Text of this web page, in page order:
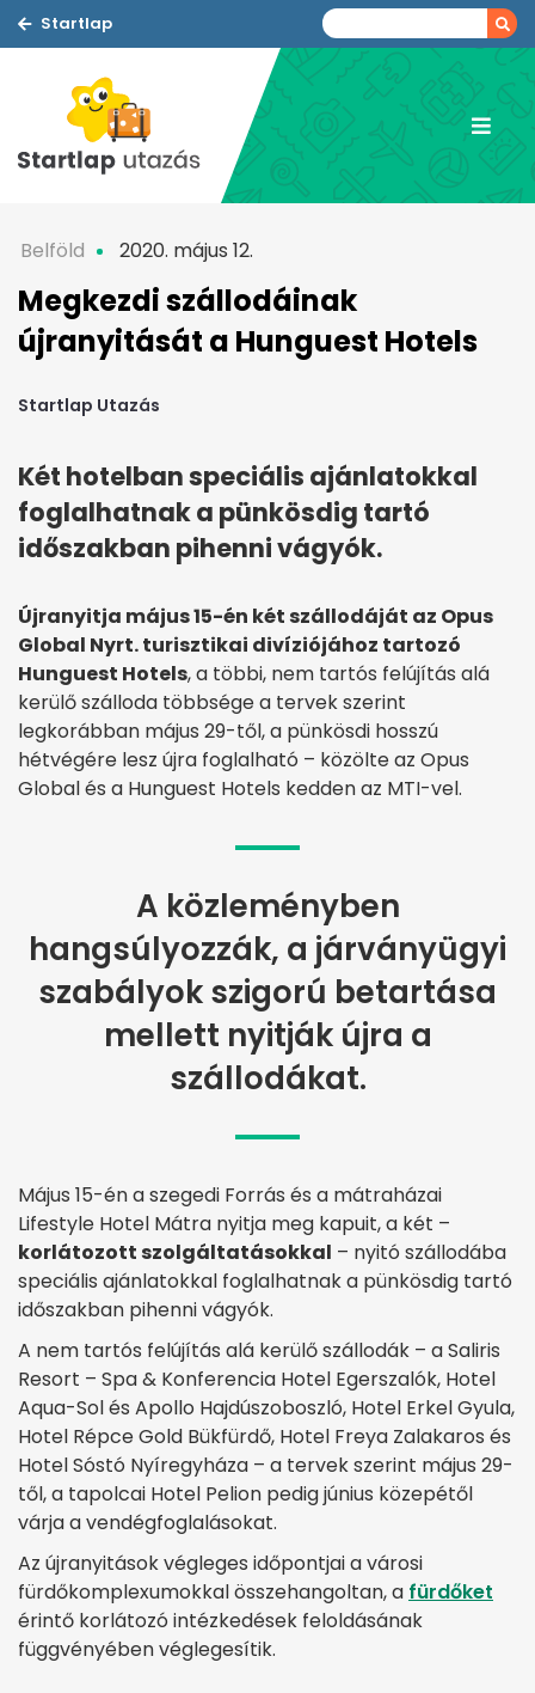
Startlap
Belföld 2020. május 12.
Megkezdi szállodáinak
újranyitását a Hunguest Hotels
Startlap Utazás
Két hotelban speciális ajánlatokkal
foglalhatnak a pünkösdig tartó
időszakban pihenni vágyók.
Újranyitja május 15-én két szállodáját az Opus
Global Nyrt. turisztikai divíziójához tartozó
Hunguest Hotels, a többi, nem tartós felújítás alá
kerülő szálloda többsége a tervek szerint
legkorábban május 29-től, a pünkösdi hosszú
hétvégére lesz újra foglalható – közölte az Opus
Global és a Hunguest Hotels kedden az MTI-vel.
A közleményben
hangsúlyozzák, a járványügyi
szabályok szigorú betartása
mellett nyitják újra a
szállodákat.
Május 15-én a szegedi Forrás és a mátraházai
Lifestyle Hotel Mátra nyitja meg kapuit, a két –
korlátozott szolgáltatásokkal – nyitó szállodába
speciális ajánlatokkal foglalhatnak a pünkösdig tartó
időszakban pihenni vágyók.
A nem tartós felújítás alá kerülő szállodák – a Saliris
Resort – Spa & Konferencia Hotel Egerszalók, Hotel
Aqua-Sol és Apollo Hajdúszoboszló, Hotel Erkel Gyula,
Hotel Répce Gold Bükfürdő, Hotel Freya Zalakaros és
Hotel Sóstó Nyíregyháza – a tervek szerint május 29-
től, a tapolcai Hotel Pelion pedig június közepétől
várja a vendégfoglalásokat.
Az újranyitások végleges időpontjai a városi
fürdőkomplexumokkal összehangoltan, a fürdőket
érintő korlátozó intézkedések feloldásának
függvényében véglegesítik.